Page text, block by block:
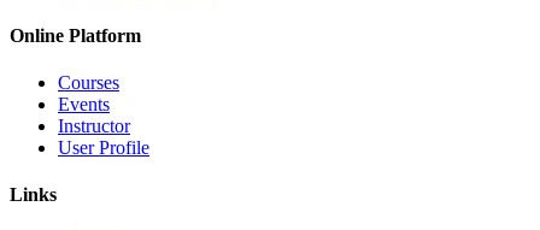
Online Platform
Courses
Events
Instructor
User Profile
Links